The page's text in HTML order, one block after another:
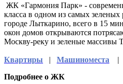
ЖК «Гармония Парк» -
класса в одном из самых
городе Лыткарино, всего в 15
окон домов открываются
Москву-реку и зеленые массивы
Квартиры | Машиноместа |
Подробнее о ЖК